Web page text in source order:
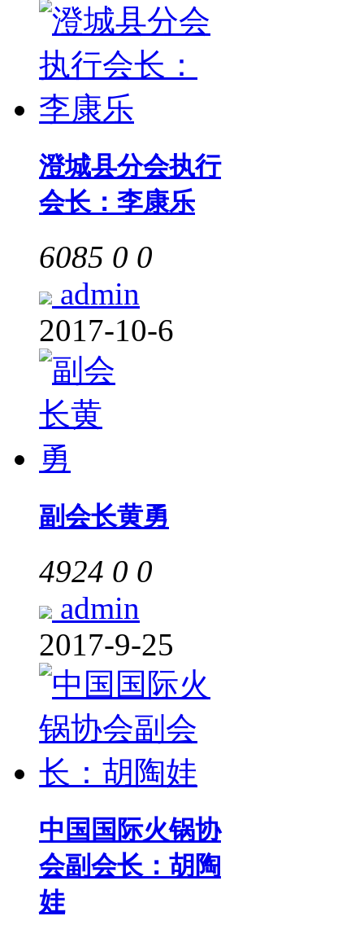
澄城县分会执行
会长：李康乐
6085 0 0
admin
2017-10-6
副会长黄勇
4924 0 0
admin
2017-9-25
中国国际火锅协
会副会长：胡陶
娃